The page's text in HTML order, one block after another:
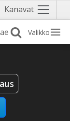
Kanavat Näytä
valikko
Valikko